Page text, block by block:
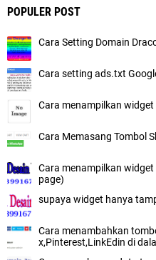
POPULER POST
Cara Setting Domain
Cara setting ads.txt
Cara menampilkan
Cara Memasang Tombol
Cara menampilkan
page)
supaya widget hanya
Cara menambahkan
x,Pinterest,LinkEdin di